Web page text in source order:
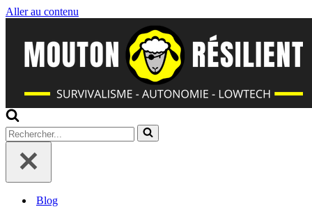
Aller au contenu
Rechercher...
Blog